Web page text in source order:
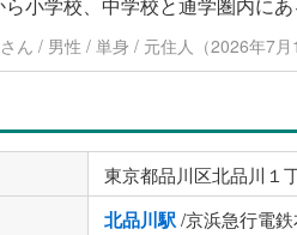
ん / 男性 / 単身 / 元住人（2026年7月
東京都品川区北品川１
北品川駅/京浜急行電